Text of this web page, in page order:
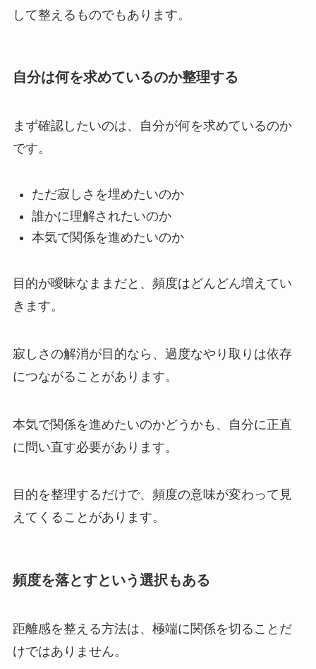
して整えるものでもあります。
自分は何を求めているのか整理する
まず確認したいのは、自分が何を求めているのか
です。
ただ寂しさを埋めたいのか
誰かに理解されたいのか
本気で関係を進めたいのか
目的が曖昧なままだと、頻度はどんどん増えてい
きます。
寂しさの解消が目的なら、過度なやり取りは依存
につながることがあります。
本気で関係を進めたいのかどうかも、自分に正直
に問い直す必要があります。
目的を整理するだけで、頻度の意味が変わって見
えてくることがあります。
頻度を落とすという選択もある
距離感を整える方法は、極端に関係を切ることだ
けではありません。